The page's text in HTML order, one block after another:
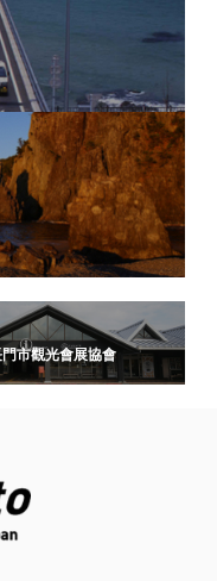
市觀光會展協會